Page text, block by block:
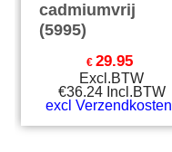
cadmiumvrij
(5995)
€ 29.95
Excl.BTW
€36.24 Incl.BTW
excl Verzendkosten